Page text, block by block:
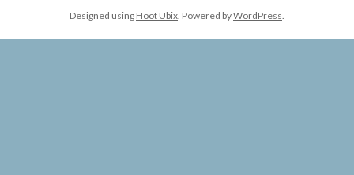
Designed using Hoot Ubix. Powered byWordPress.